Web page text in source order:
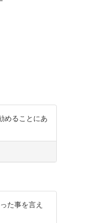
めることにあ
た事を言え